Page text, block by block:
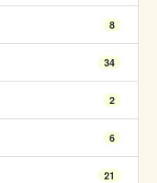
8
34
2
6
21